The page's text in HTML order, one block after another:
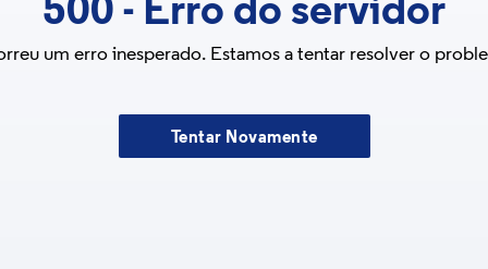
500 - Erro do servidor
um erro inesperado. Estamos a tentar resolver o
Tentar Novamente